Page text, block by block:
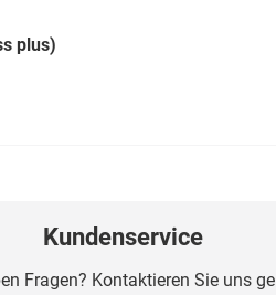
plus)
Kundenservice
Fragen? Kontaktieren Sie uns